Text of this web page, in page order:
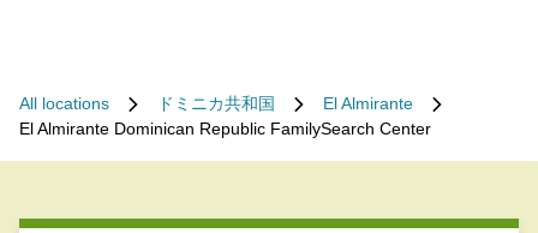
All locations ドミニカ共和国
El Almirante
El Almirante Dominican Republic FamilySearch Center